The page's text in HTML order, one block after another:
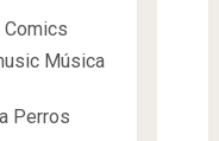
Música
Perros